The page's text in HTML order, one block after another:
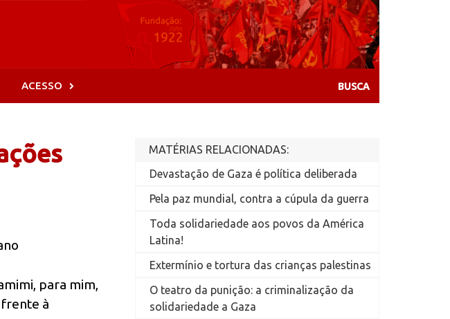
ACESSO
para mim,
à
MATÉRIAS RELACIONADAS:
Devastação de Gaza é política deliberada
Pela paz mundial, contra a cúpula da guerra
Toda solidariedade aos povos da América
Latina!
Extermínio e tortura das crianças palestinas
O teatro da punição: a criminalização da
solidariedade a Gaza